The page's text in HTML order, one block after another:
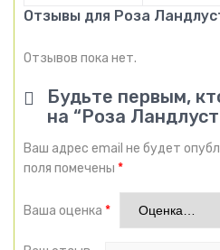
Отзывы для Роза
Отзывов пока нет.
Будьте первым,
на “Роза
Ваш адрес email не будет
поля помечены *
Ваша оценка *